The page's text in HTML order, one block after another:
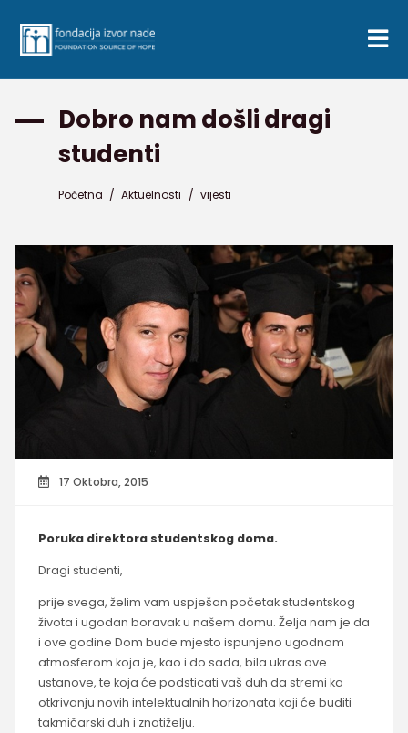
Dobro nam došli dragi
studenti
Početna / Aktuelnosti / vijesti
17 Oktobra, 2015
Poruka direktora studentskog doma.
Dragi studenti,
prije svega, želim vam uspješan početak studentskog
života i ugodan boravak u našem domu. Želja nam je da
i ove godine Dom bude mjesto ispunjeno ugodnom
atmosferom koja je, kao i do sada, bila ukras ove
ustanove, te koja će podsticati vaš duh da stremi ka
otkrivanju novih intelektualnih horizonata koji će buditi
takmičarski duh i znatiželju.